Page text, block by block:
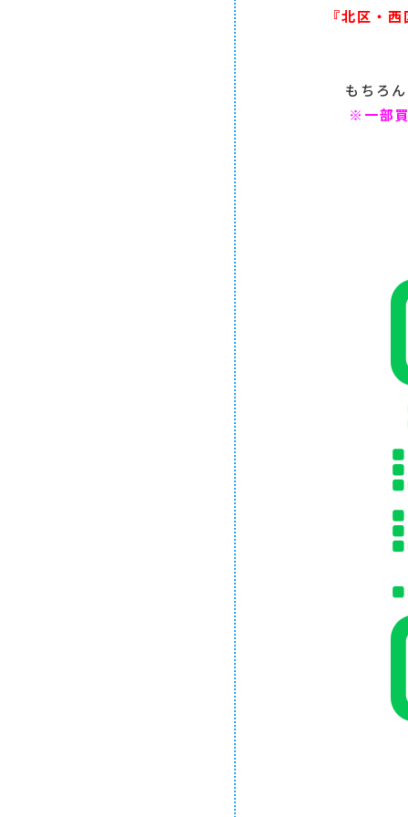
『北区・
もちろん
※一部